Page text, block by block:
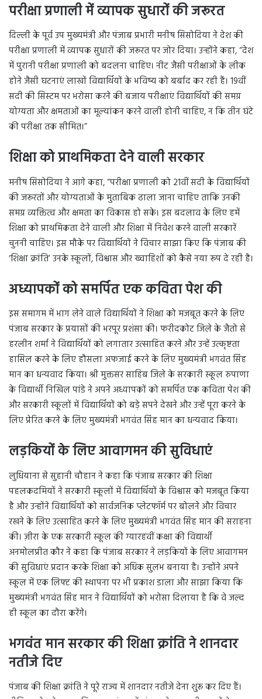
परीक्षा प्रणाली में व्यापक सुधारों की जरूरत
दिल्ली के पूर्व उप मुख्यमंत्री और पंजाब प्रभारी मनीष सिसोदिया ने देश की
परीक्षा प्रणाली में व्यापक सुधारों की जरूरत पर जोर दिया। उन्होंने कहा, “देश
में पुरानी परीक्षा प्रणाली को बदलना चाहिए। नीट जैसी परीक्षाओं के लीक
होने जैसी घटनाएं लाखों विद्यार्थियों के भविष्य को बर्बाद कर रही हैं। 19वीं
सदी की सिस्टम पर भरोसा करने की बजाय परीक्षाएं विद्यार्थियों की समग्र
योग्यता और क्षमताओं का मूल्यांकन करने वाली होनी चाहिए, न कि तीन घंटे
की परीक्षा तक सीमित।”
शिक्षा को प्राथमिकता देने वाली सरकार
मनीष सिसोदिया ने आगे कहा, “परीक्षा प्रणाली को 21वीं सदी के विद्यार्थियों
की जरूरतों और योग्यताओं के मुताबिक ढाला जाना चाहिए ताकि उनकी
समग्र व्यक्तित्व और क्षमता का विकास हो सके। इस बदलाव के लिए हमें
शिक्षा को प्राथमिकता देने वाली और शिक्षा में निवेश करने वाली सरकारें
चुननी चाहिए। इस मौके पर विद्यार्थियों ने विचार साझा किए कि पंजाब की
‘शिक्षा क्रांति’ उनके स्कूलों, विश्वास और ख्वाहिशों को कैसे नया रूप दे रही है।
अध्यापकों को समर्पित एक कविता पेश की
इस समागम में भाग लेने वाले विद्यार्थियों ने शिक्षा को मजबूत करने के लिए
पंजाब सरकार के प्रयासों की भरपूर प्रशंसा की। फरीदकोट जिले के जैतो से
हरलीन शर्मा ने विद्यार्थियों को लगातार उत्साहित करने और उन्हें उत्कृष्टता
हासिल करने के लिए हौसला अफजाई करने के लिए मुख्यमंत्री भगवंत सिंह
मान का धन्यवाद किया। श्री मुक्तसर साहिब जिले के सरकारी स्कूल रुपाणा
के विद्यार्थी निखिल पांडे ने अपने अध्यापकों को समर्पित एक कविता पेश की
और सरकारी स्कूलों में विद्यार्थियों को बड़े सपने देखने और उन्हें पूरा करने के
लिए प्रेरित करने के लिए मुख्यमंत्री भगवंत सिंह मान का धन्यवाद किया।
लड़कियों के लिए आवागमन की सुविधाएं
लुधियाना से सुहानी चौहान ने कहा कि पंजाब सरकार की शिक्षा
पहलकदमियों ने सरकारी स्कूलों में विद्यार्थियों के विश्वास को मजबूत किया
है और उन्होंने विद्यार्थियों को सार्वजनिक प्लेटफॉर्म पर बोलने और विचार
रखने के लिए उत्साहित करने के लिए मुख्यमंत्री भगवंत सिंह मान की सराहना
की। ज़ीरा के एक सरकारी स्कूल की ग्यारहवीं कक्षा की विद्यार्थी
अनमोलप्रीत कौर ने कहा कि पंजाब सरकार ने लड़कियों के लिए आवागमन
की सुविधाएं प्रदान करके शिक्षा को अधिक सुलभ बनाया है। उन्होंने अपने
स्कूल में एक लिफ्ट की स्थापना पर भी प्रकाश डाला और साझा किया कि
मुख्यमंत्री भगवंत सिंह मान ने विद्यार्थियों को भरोसा दिलाया है कि वे जल्द
ही स्कूल का दौरा करेंगे।
भगवंत मान सरकार की शिक्षा क्रांति ने शानदार
नतीजे दिए
पंजाब की शिक्षा क्रांति ने पूरे राज्य में शानदार नतीजे देना शुरू कर दिए हैं।